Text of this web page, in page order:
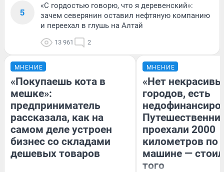
5
«С гордостью говорю, что я деревенский»:
зачем северянин оставил нефтяную компанию
и переехал в глушь на Алтай
13 961 2
МНЕНИЕ
«Покупаешь кота в
мешке»:
предприниматель
рассказала, как на
самом деле устроен
бизнес со складами
дешевых товаров
МНЕНИЕ
«Нет
городов, есть
проехали 2000
километров по
машине —
того